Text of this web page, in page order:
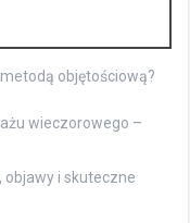
objętościową?
wieczorowego –
objawy i skuteczne